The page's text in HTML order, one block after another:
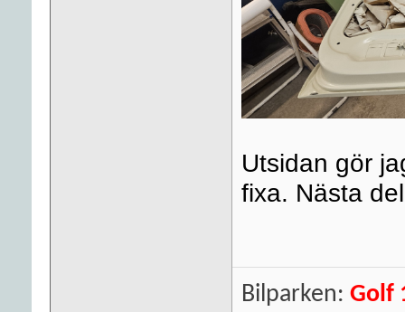
Utsidan gör
fixa. Nästa
Bilparken: Golf